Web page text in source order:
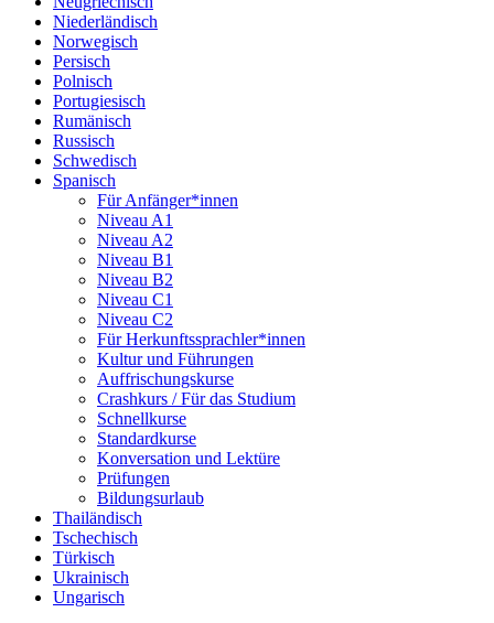
Niederländisch
Norwegisch
Persisch
Polnisch
Portugiesisch
Rumänisch
Russisch
Schwedisch
Spanisch
Für Anfänger*innen
Niveau A1
Niveau A2
Niveau B1
Niveau B2
Niveau C1
Niveau C2
Für Herkunftssprachler*innen
Kultur und Führungen
Auffrischungskurse
Crashkurs / Für das Studium
Schnellkurse
Standardkurse
Konversation und Lektüre
Prüfungen
Bildungsurlaub
Thailändisch
Tschechisch
Türkisch
Ukrainisch
Ungarisch